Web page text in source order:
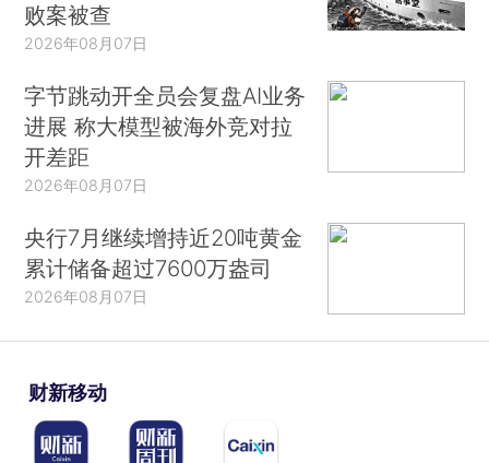
败案被查
2026年08月07日
字节跳动开全员会复盘AI业务
进展 称大模型被海外竞对拉
开差距
2026年08月07日
央行7月继续增持近20吨黄金
累计储备超过7600万盎司
2026年08月07日
财新移动